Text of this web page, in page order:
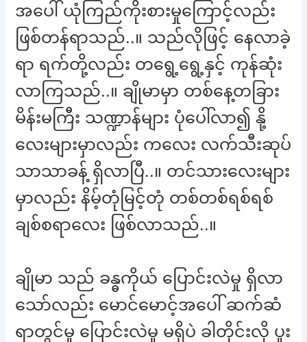
အပေါ် ယုံကြည်ကိုးစားမှုကြောင့်လည်း
ဖြစ်တန်ရာသည်..။ သည်လိုဖြင့် နေလာခဲ့
ရာ ရက်တို့လည်း တရွေ့ရွေ့နှင့် ကုန်ဆုံး
လာကြသည်..။ ချိုမာမှာ တစ်နေ့တခြား
မိန်းမကြီး သဏ္ဍာန်များ ပုံပေါ်လာ၍ နို့
လေးများမှာလည်း ကလေး လက်သီးဆုပ်
သာသာခန့် ရှိလာပြီ..။ တင်သားလေးများ
မှာလည်း နိမ့်တုံမြင့်တုံ တစ်တစ်ရစ်ရစ်
ချစ်စရာလေး ဖြစ်လာသည်..။
ချိုမာ သည် ခန္ဓကိုယ် ပြောင်းလဲမှု ရှိလာ
သော်လည်း မောင်မောင့်အပေါ် ဆက်ဆံ
ရာတွင်မူ ပြောင်းလဲမှု မရှိပဲ ခါတိုင်းလို ပူး